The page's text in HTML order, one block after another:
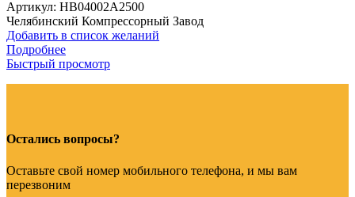
Артикул: HB04002A2500
Челябинский Компрессорный Завод
Добавить в список желаний
Подробнее
Быстрый просмотр
Остались вопросы?
Оставьте свой номер мобильного телефона, и мы вам
перезвоним